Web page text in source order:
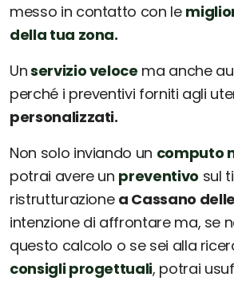
messo in contatto con le
della tua zona.
Unservizio veloce ma anche
perché i preventivi forniti agli
personalizzati.
Non solo inviando un computo
potrai avere un preventivo sul
ristrutturazione a Cassano
intenzione di affrontare ma, se
questo calcolo o se sei alla
consigli progettuali, potrai